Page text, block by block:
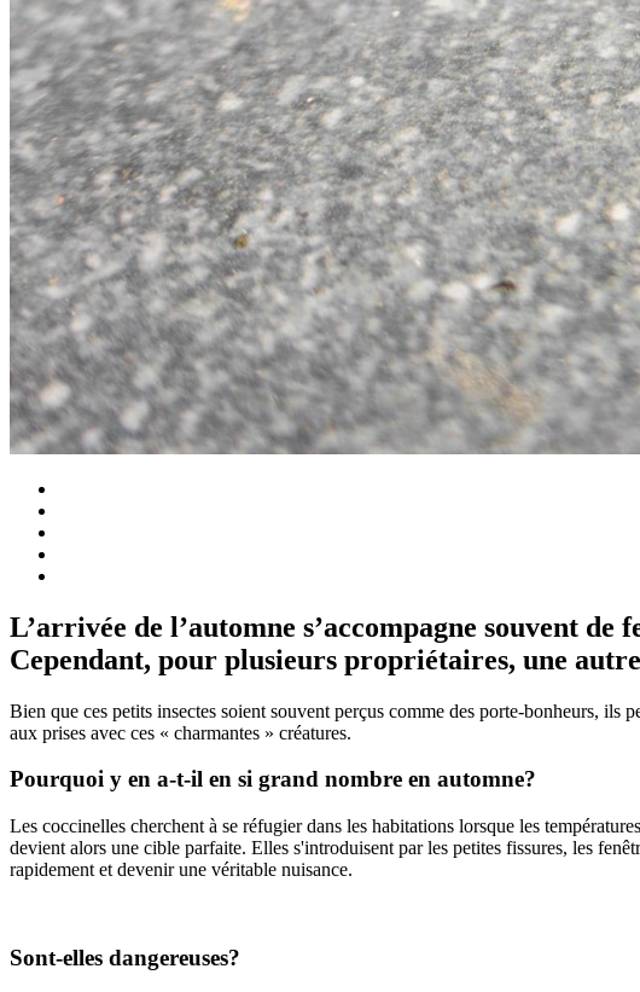
L’arrivée de l’automne s’accompagne souvent
Cependant, pour plusieurs propriétaires, une
Bien que ces petits insectes soient souvent perçus comme des porte-bonheurs,
aux prises avec ces « charmantes » créatures.
Pourquoi y en a-t-il en si grand nombre en automne?
Les coccinelles cherchent à se réfugier dans les habitations lorsque les
devient alors une cible parfaite. Elles s'introduisent par les petites fissures, les
rapidement et devenir une véritable nuisance.
Sont-elles dangereuses?